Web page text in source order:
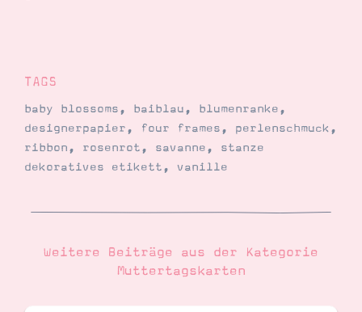
TAGS
baby blossoms, baiblau, blumenranke,
designerpapier, four frames, perlenschmuck,
ribbon, rosenrot, savanne, stanze
dekoratives etikett, vanille
Weitere Beiträge aus der Kategorie
Muttertagskarten